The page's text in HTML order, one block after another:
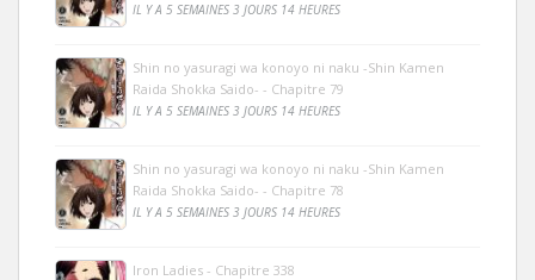
IL Y A 5 SEMAINES 3 JOURS 14 HEURES
Shin no yasuragi wa konoyo ni naku -Shin Kamen
Raida Shokka Saido- - Chapitre 79
IL Y A 5 SEMAINES 3 JOURS 14 HEURES
Shin no yasuragi wa konoyo ni naku -Shin Kamen
Raida Shokka Saido- - Chapitre 78
IL Y A 5 SEMAINES 3 JOURS 14 HEURES
Iron Ladies - Chapitre 338